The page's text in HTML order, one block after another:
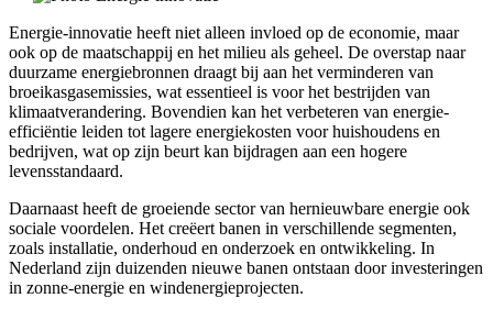
Energie-innovatie heeft niet alleen invloed op de economie, maar
ook op de maatschappij en het milieu als geheel. De overstap naar
duurzame energiebronnen draagt bij aan het verminderen van
broeikasgasemissies, wat essentieel is voor het bestrijden van
klimaatverandering. Bovendien kan het verbeteren van energie-
efficiëntie leiden tot lagere energiekosten voor huishoudens en
bedrijven, wat op zijn beurt kan bijdragen aan een hogere
levensstandaard.
Daarnaast heeft de groeiende sector van hernieuwbare energie ook
sociale voordelen. Het creëert banen in verschillende segmenten,
zoals installatie, onderhoud en onderzoek en ontwikkeling. In
Nederland zijn duizenden nieuwe banen ontstaan door investeringen
in zonne-energie en windenergieprojecten.